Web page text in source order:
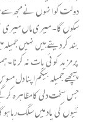
دولت کو انہوں نے مجھ سے
سکوں گا۔ میری ماں میری
بند کر دیتے ہیں نہیں
پر مزید کوئی بات نہ کرنا
پیچھے جمیلہ بیگم اپنا دل
جس سخت دلی کا مظاہرہ کر
ئیوں کی یاد میں سلگ رہا